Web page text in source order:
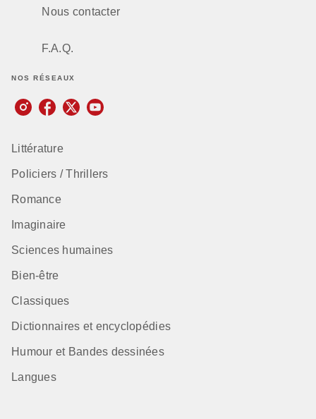
Nous contacter
F.A.Q.
NOS RÉSEAUX
Littérature
Policiers / Thrillers
Romance
Imaginaire
Sciences humaines
Bien-être
Classiques
Dictionnaires et encyclopédies
Humour et Bandes dessinées
Langues